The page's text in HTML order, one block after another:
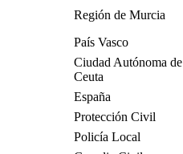
Región de Murcia
País Vasco
Ciudad Autónoma de
Ceuta
España
Protección Civil
Policía Local